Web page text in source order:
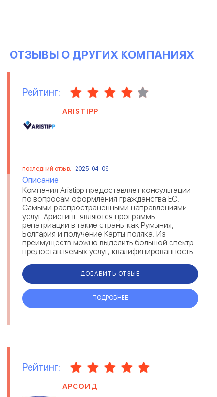
ОТЗЫВЫ О ДРУГИХ КОМПАНИЯХ
Рейтинг:
ARISTIPP
последний отзыв: 2025-04-09
Описание
Компания Aristipp предоставляет консультации
по вопросам оформления гражданства ЕС.
Самыми распространенными направлениями
услуг Аристипп являются программы
репатриации в такие страны как Румыния,
Болгария и получение Карты поляка. Из
преимуществ можно выделить большой спектр
предоставляемых услуг, квалифицированность
по...
ДОБАВИТЬ ОТЗЫВ
ПОДРОБНЕЕ
Рейтинг:
АРСОИД